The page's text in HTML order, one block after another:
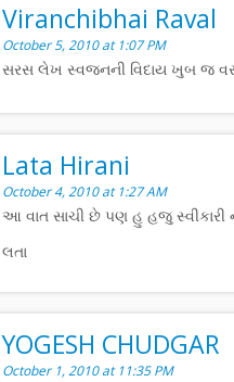
Viranchibhai Raval
October 5, 2010 at 1:07 PM
સરસ લેખ સ્વજનની વિદાય ખુબ જ
Lata Hirani
October 4, 2010 at 1:27 AM
આ વાત સાચી છે પણ હુ હજુ
લતા
YOGESH CHUDGAR
October 1, 2010 at 11:35 PM